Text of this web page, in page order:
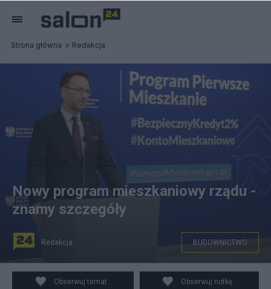
Strona główna Redakcja
Nowy program mieszkaniowy rządu -
znamy szczegóły
Redakcja BUDOWNICTWO
Obserwuj temat Obserwuj notkę